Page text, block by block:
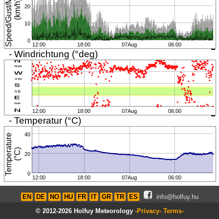
)
0
10
20
12:00 18:00 07Aug 06:00
- Windrichtung (°deg)
12:00 18:00 07Aug 06:00
- Temperatur (°C)
T
e
m
p
e
r
a
t
u
r
e
(
°
C)
0
20
40
12:00 18:00 07Aug 06:00
EN DE NO HU FR IT GR TR ES
info@holfuy.hu
© 2012-2026 Holfuy Meteorology -Privacy- Terms-